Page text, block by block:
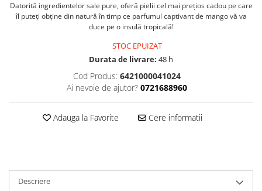
Datorită ingredientelor sale pure, oferă pielii cel mai prețios cadou pe care
îl puteți obține din natură în timp ce parfumul captivant de mango vă va
duce pe o insulă tropicală!
STOC EPUIZAT
Durata de livrare: 48 h
Cod Produs: 6421000041024
Ai nevoie de ajutor? 0721688960
Adauga la Favorite Cere informatii
Descriere